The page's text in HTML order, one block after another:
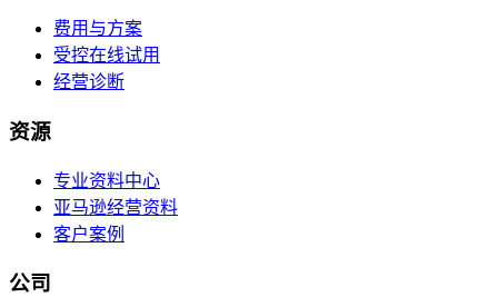
费用与方案
受控在线试用
经营诊断
资源
专业资料中心
亚马逊经营资料
客户案例
公司